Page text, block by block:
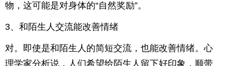
物，这可能是对身体的“自然奖励”。
3、和陌生人交流能改善情绪
对。即使是和陌生人的简短交流，也能改善情绪。心
理学家分析说，人们希望给陌生人留下好印象，顺带